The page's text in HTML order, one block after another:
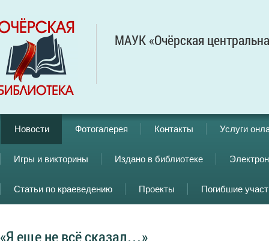
МАУК «Очёрская
Новости Фотогалерея Контакты Услуги
Игры и викторины Издано в библиотеке
Статьи по краеведению Проекты Погибшие
«Я еще не всё сказал…»